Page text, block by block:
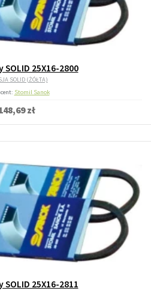
SOLID 25X16-2800
SOLID (ŻÓŁTA)
Stomil Sanok
zł
SOLID 25X16-2811